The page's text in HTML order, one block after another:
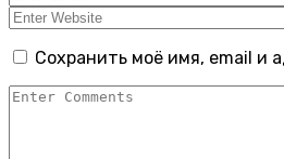
Сохранить моё имя, email и